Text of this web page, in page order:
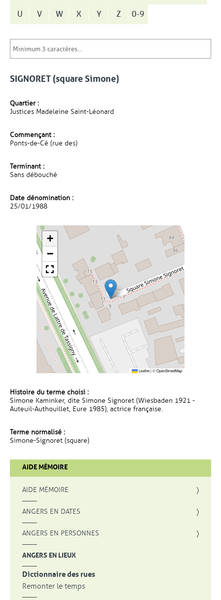
U
V W X Y Z 0-9
SIGNORET (square Simone)
Quartier :
Justices Madeleine Saint-Léonard
Commençant :
Ponts-de-Cé (rue des)
Terminant :
Sans débouché
Date dénomination :
25/01/1988
+
−
Leaflet|©OpenStreetMap
Histoire du terme choisi :
Simone Kaminker, dite Simone Signoret (Wiesbaden 1921 -
Auteuil-Authouillet, Eure 1985), actrice française.
Terme normalisé :
Simone-Signoret (square)
AIDE MÉMOIRE
AIDE MÉMOIRE
ANGERS EN DATES
ANGERS EN PERSONNES
ANGERS EN LIEUX
Dictionnaire des rues
Remonter le temps